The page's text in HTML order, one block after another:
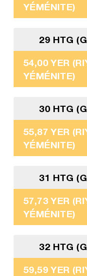
YÉMÉNITE)
29 HTG
54,00 YER
YÉMÉNITE)
30 HTG
55,87 YER
YÉMÉNITE)
31 HTG
57,73 YER
YÉMÉNITE)
32 HTG
59,59 YER